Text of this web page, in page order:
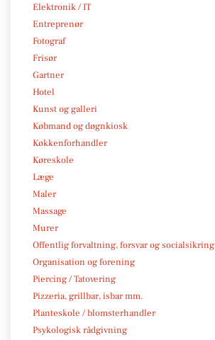
Elektronik / IT
Entreprenør
Fotograf
Frisør
Gartner
Hotel
Kunst og galleri
Købmand og døgnkiosk
Køkkenforhandler
Køreskole
Læge
Maler
Massage
Murer
Offentlig forvaltning, forsvar og socialsikring
Organisation og forening
Piercing / Tatovering
Pizzeria, grillbar, isbar mm.
Planteskole / blomsterhandler
Psykologisk rådgivning